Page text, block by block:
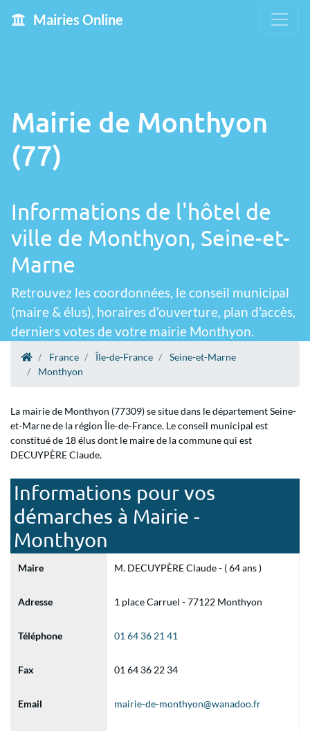
Mairies Online
Mairie de Monthyon
(77)
Informations de l'hôtel de
ville de Monthyon, Seine-et-
Marne
Retrouvez les coordonnées, le conseil municipal
(maire & élus), horaires d'ouverture, plan d'accès,
derniers votes de votre mairie Monthyon.
France Île-de-France
Seine-et-Marne
Monthyon
La mairie de Monthyon (77309) se situe dans le département Seine-
et-Marne de la région Île-de-France. Le conseil municipal est
constitué de 18 élus dont le maire de la commune qui est
DECUYPÈRE Claude.
Informations pour vos
démarches à Mairie -
Monthyon
Maire M. DECUYPÈRE Claude - ( 64 ans )
Adresse 1 place Carruel - 77122 Monthyon
Téléphone 01 64 36 21 41
Fax 01 64 36 22 34
Email mairie-de-monthyon@wanadoo.fr